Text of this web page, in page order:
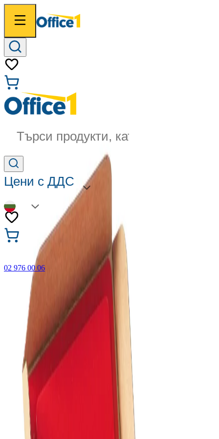
Търси продукти, категории...
Цени с ДДС
BG
02 976 00 06
🎁 Купи 3 продукта с марката Faber-Castell и вземи
най-евтиния БЕЗПЛАТНО! Важи само онлайн до
31.08.2026 г.